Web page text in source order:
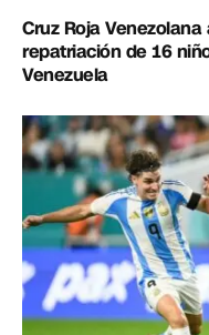
Cruz Roja
repatriación de 16
Venezuela